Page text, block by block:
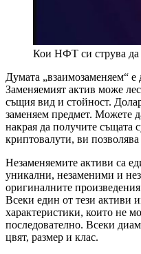
Кои НФТ си струва да
Думата „взаимозаменяем“ е
Заменяемият актив може
същия вид и стойност.
заменяем предмет. Можете
накрая да получите същата
криптовалути, ви позволява
Незаменяемите активи са
уникални, незаменими и
оригиналните
Всеки един от тези активи
характеристики, които не
последователно. Всеки
цвят, размер и клас.